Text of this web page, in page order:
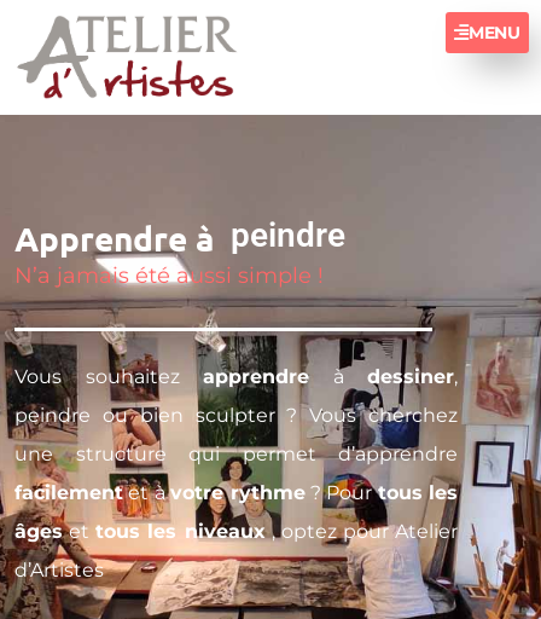
MENU
Apprendre à eindre
scu
N’a jamais été aussi simple !
Vous souhaitezapprendre à dessiner,
peindre ou bien sculpter ? Vous cherchez
une structure qui permet d’apprendre
facilementet àvotre rythme? Pourtous les
âgesettous les niveaux, optez pour Atelier
d’Artistes